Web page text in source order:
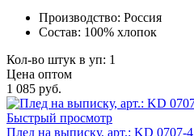
Производство: Россия
Состав: 100% хлопок
Кол-во штук в уп: 1
Цена оптом
1 085 руб.
Быстрый просмотр
Плед на выписку, арт.: KD 0707-4